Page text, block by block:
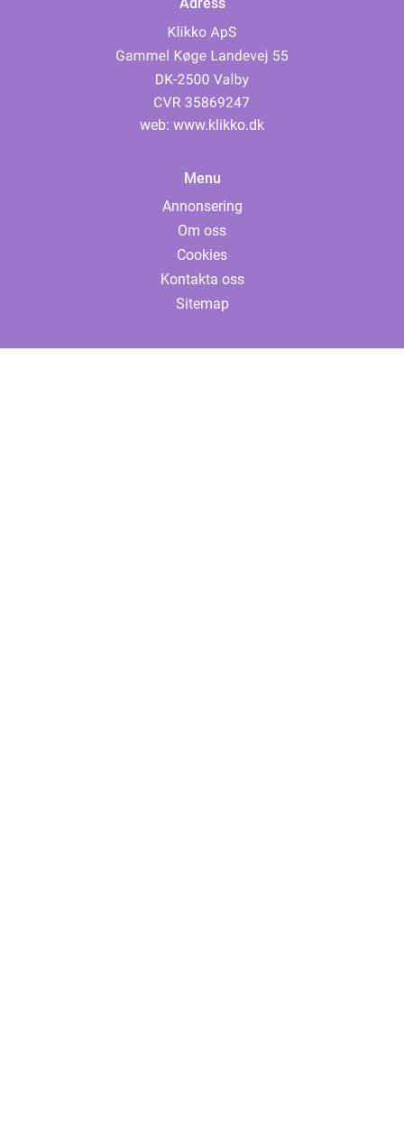
web: www.klikko.dk
Menu
Annonsering
Om oss
Cookies
Kontakta oss
Sitemap